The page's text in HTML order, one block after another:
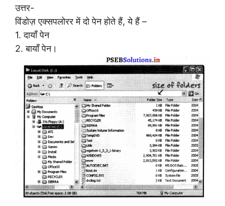
उत्तर-
विंडोज़ एक्सपलोरर में दो पेन होते हैं, ये हैं –
1. दायाँ पेन
2. बायाँ पेन।